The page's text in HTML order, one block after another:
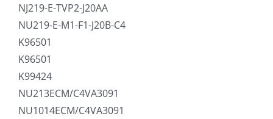
NJ219-E-TVP2-J20AA
NU219-E-M1-F1-J20B-C4
K96501
K96501
K99424
NU213ECM/C4VA3091
NU1014ECM/C4VA3091